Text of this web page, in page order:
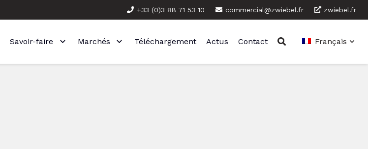
+33 (0)3 88 71 53 10 commercial@zwiebel.fr zwiebel.fr
Savoir-faire Marchés Téléchargement Actus Contact Français